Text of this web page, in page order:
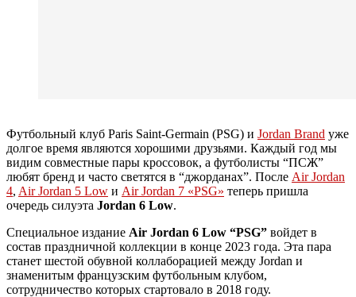
Футбольный клуб Paris Saint-Germain (PSG) и Jordan Brand уже
долгое время являются хорошими друзьями. Каждый год мы
видим совместные пары кроссовок, а футболисты “ПСЖ”
любят бренд и часто светятся в “джорданах”. После Air Jordan
4, Air Jordan 5 Low и Air Jordan 7 «PSG» теперь пришла
очередь силуэта Jordan 6 Low.
Специальное издание Air Jordan 6 Low “PSG” войдет в
состав праздничной коллекции в конце 2023 года. Эта пара
станет шестой обувной коллаборацией между Jordan и
знаменитым французским футбольным клубом,
сотрудничество которых стартовало в 2018 году.